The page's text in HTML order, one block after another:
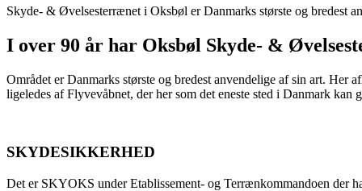
Skyde- & Øvelsesterrænet i Oksbøl er Danmarks største og bredest
I over 90 år har Oksbøl Skyde- &
Området er Danmarks største og bredest anvendelige af sin art. Her
ligeledes af Flyvevåbnet, der her som det eneste sted i Danmark kan
SKYDESIKKERHED
Det er SKYOKS under Etablissement- og Terrænkommandoen der